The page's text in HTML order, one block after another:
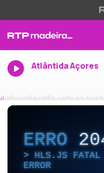
Atlântida Açores
ERRO
HLS.JS FATAL
ERROR